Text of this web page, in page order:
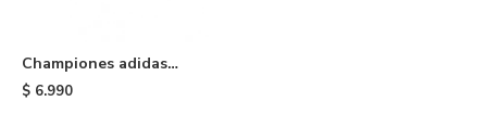
Championes adidas
Handball Spezial ST W -
$ 6.990